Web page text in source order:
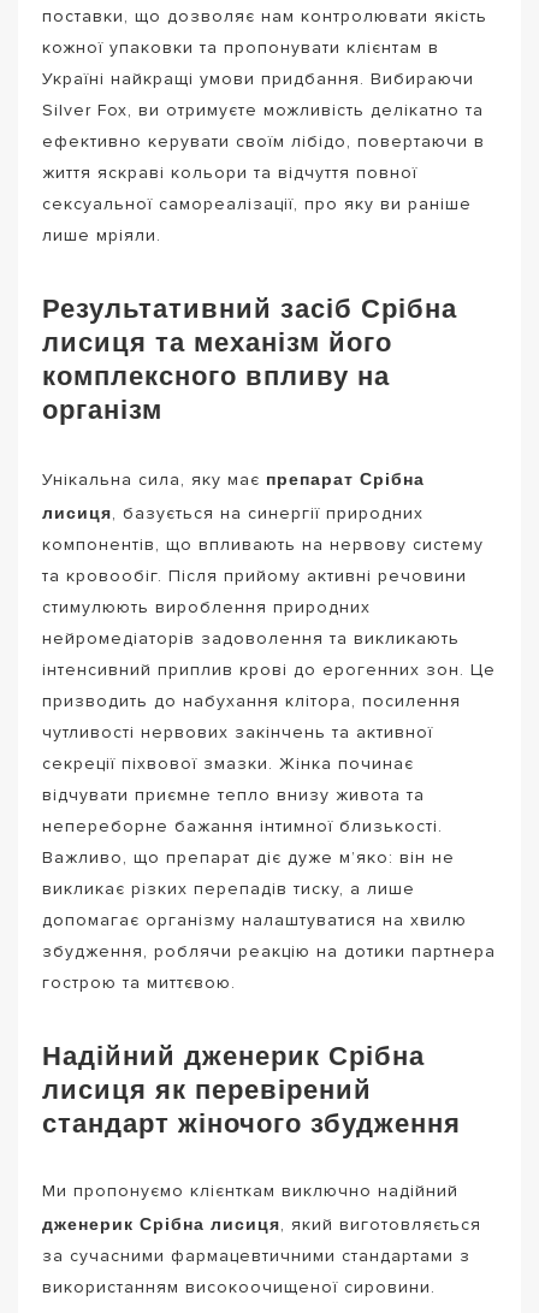
поставки, що дозволяє нам контролювати якість
кожної упаковки та пропонувати клієнтам в
Україні найкращі умови придбання. Вибираючи
Silver Fox, ви отримуєте можливість делікатно та
ефективно керувати своїм лібідо, повертаючи в
життя яскраві кольори та відчуття повної
сексуальної самореалізації, про яку ви раніше
лише мріяли.
Результативний засіб Срібна
лисиця та механізм його
комплексного впливу на
організм
Унікальна сила, яку має препарат Срібна
лисиця, базується на синергії природних
компонентів, що впливають на нервову систему
та кровообіг. Після прийому активні речовини
стимулюють вироблення природних
нейромедіаторів задоволення та викликають
інтенсивний приплив крові до ерогенних зон. Це
призводить до набухання клітора, посилення
чутливості нервових закінчень та активної
секреції піхвової змазки. Жінка починає
відчувати приємне тепло внизу живота та
непереборне бажання інтимної близькості.
Важливо, що препарат діє дуже м’яко: він не
викликає різких перепадів тиску, а лише
допомагає організму налаштуватися на хвилю
збудження, роблячи реакцію на дотики партнера
гострою та миттєвою.
Надійний дженерик Срібна
лисиця як перевірений
стандарт жіночого збудження
Ми пропонуємо клієнткам виключно надійний
дженерик Срібна лисиця, який виготовляється
за сучасними фармацевтичними стандартами з
використанням високоочищеної сировини.